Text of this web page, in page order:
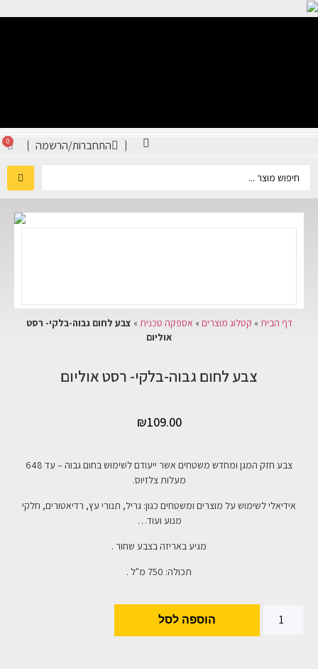
התחברות/הרשמה 0
דף הבית » קטלוג מוצרים » אספקה טכנית » צבע לחום גבוה-בלקי- רסט
אוליום
צבע לחום גבוה-בלקי- רסט אוליום
₪109.00
צבע חזק המגן ומחדש משטחים אשר ייעודם לשימוש בחום גבוה – עד 648
מעלות צלזיוס.
אידיאלי לשימוש על מוצרים ומשטחים כגון: גריל, תנורי עץ, רדיאטורים, חלקי
מנוע ועוד…
מגיע באריזה בצבע שחור .
תכולה: 750 מ"ל .
הוספה לסל